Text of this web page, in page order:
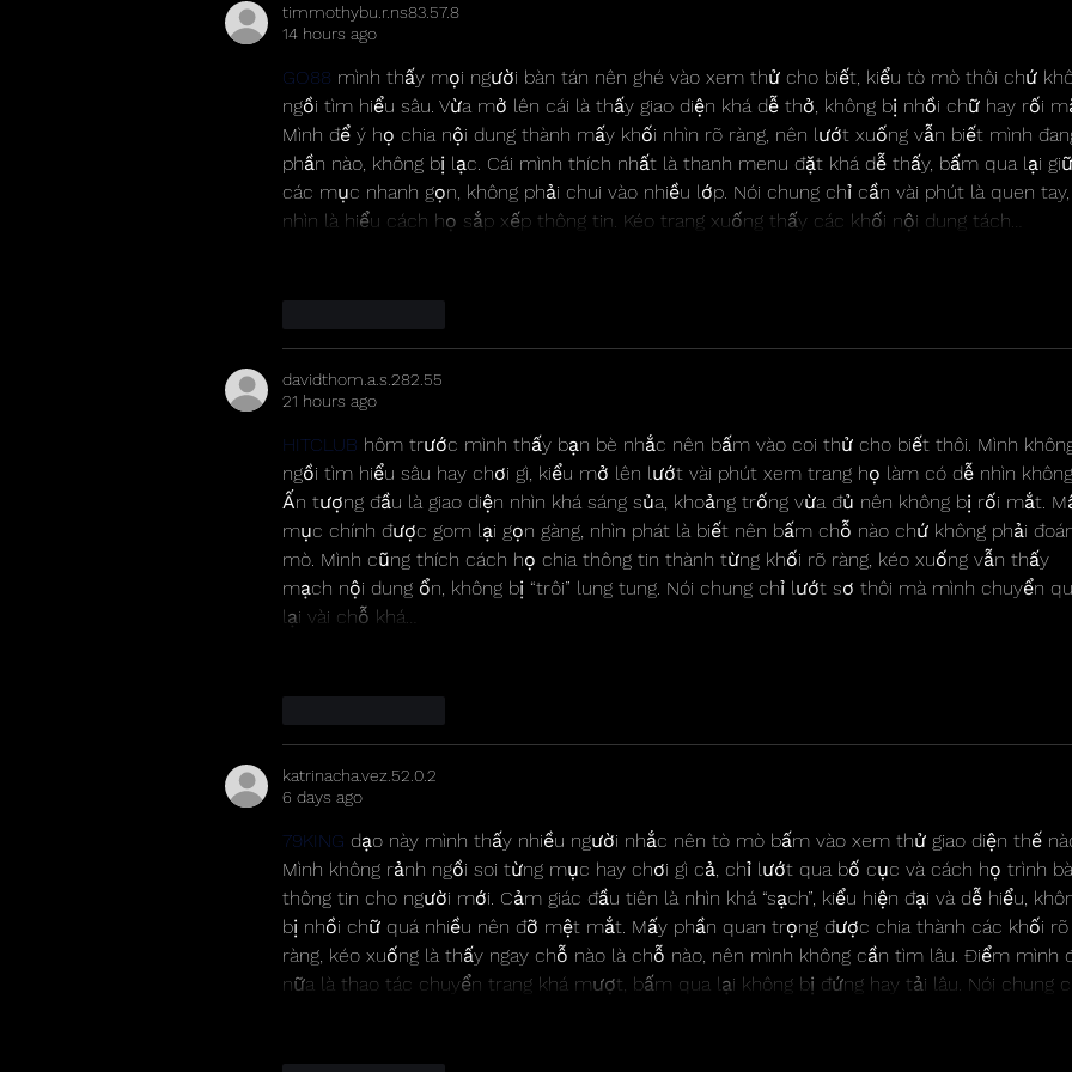
timmothybu.r.ns83.57.8
14 hours ago
GO88 mình thấy mọi người bàn tán nên ghé vào xem thử cho biết, kiểu tò mò thôi chứ
ngồi tìm hiểu sâu. Vừa mở lên cái là thấy giao diện khá dễ thở, không bị nhồi chữ hay rối
Mình để ý họ chia nội dung thành mấy khối nhìn rõ ràng, nên lướt xuống vẫn biết mình
phần nào, không bị lạc. Cái mình thích nhất là thanh menu đặt khá dễ thấy, bấm qua lại
các mục nhanh gọn, không phải chui vào nhiều lớp. Nói chung chỉ cần vài phút là quen tay,
nhìn là hiểu cách họ sắp xếp thông tin. Kéo trang xuống thấy các khối nội dung tách…
davidthom.a.s.282.55
21 hours ago
HITCLUB hôm trước mình thấy bạn bè nhắc nên bấm vào coi thử cho biết thôi. Mình
ngồi tìm hiểu sâu hay chơi gì, kiểu mở lên lướt vài phút xem trang họ làm có dễ nhìn
Ấn tượng đầu là giao diện nhìn khá sáng sủa, khoảng trống vừa đủ nên không bị rối mắt.
mục chính được gom lại gọn gàng, nhìn phát là biết nên bấm chỗ nào chứ không phải
mò. Mình cũng thích cách họ chia thông tin thành từng khối rõ ràng, kéo xuống vẫn thấy
mạch nội dung ổn, không bị “trôi” lung tung. Nói chung chỉ lướt sơ thôi mà mình chuyển
lại vài chỗ khá…
katrinacha.vez.52.0.2
6 days ago
79KING dạo này mình thấy nhiều người nhắc nên tò mò bấm vào xem thử giao diện thế
Mình không rảnh ngồi soi từng mục hay chơi gì cả, chỉ lướt qua bố cục và cách họ trình
thông tin cho người mới. Cảm giác đầu tiên là nhìn khá “sạch”, kiểu hiện đại và dễ hiểu,
bị nhồi chữ quá nhiều nên đỡ mệt mắt. Mấy phần quan trọng được chia thành các khối rõ
ràng, kéo xuống là thấy ngay chỗ nào là chỗ nào, nên mình không cần tìm lâu. Điểm mình
nữa là thao tác chuyển trang khá mượt, bấm qua lại không bị đứng hay tải lâu. Nói chung